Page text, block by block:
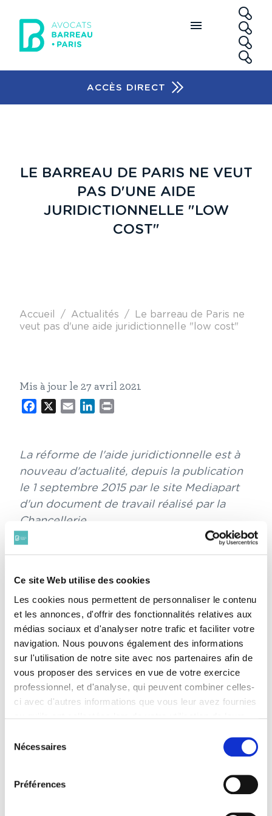
Ce site Web utilise des cookies
Les cookies nous permettent de personnaliser le contenu
et les annonces, d'offrir des fonctionnalités relatives aux
médias sociaux et d'analyser notre trafic et faciliter votre
navigation. Nous pouvons également des informations
sur l'utilisation de notre site avec nos partenaires afin de
vous proposer des services en vue de votre exercice
professionnel, et d'analyse, qui peuvent combiner celles-
ci avec d'autres informations que vous leur avez fournies
continuez à utiliser notre site Web.
Pour en savoir plus sur notre politique de traitement,
Nécessaires
Préférences
ACCÈS DIRECT
LE BARREAU DE PARIS NE VEUT
PAS D'UNE AIDE
JURIDICTIONNELLE "LOW
COST"
Fil d'Ariane
Accueil Actualités
Le barreau de Paris ne
veut pas d'une aide juridictionnelle "low cost"
Mis à jour le 27 avril 2021
Facebook
X Email LinkedIn
La réforme de l'aide juridictionnelle est à
nouveau d'actualité, depuis la publication
le 1 septembre 2015 par le site Mediapart
d'un document de travail réalisé par la
Chancellerie.
Ce document avait déjà suscité, en son
temps, la désapprobation unanime de la
profession d'avocat car :
- les avocats qui travaillent aujourd'hui à
juridictionnelle ne peuvent être appelés à
contribuer de façon plus importante à la